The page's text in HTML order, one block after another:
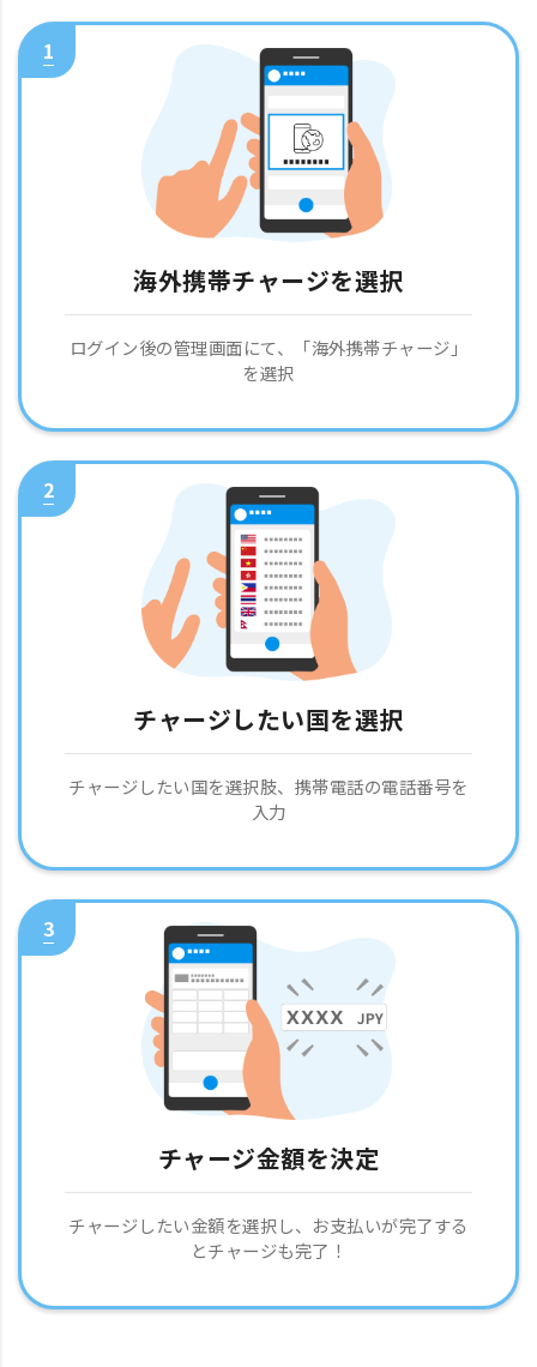
1
海外携帯チャージを選択
ログイン後の管理画面にて、「海外携帯チャージ」
を選択
2
チャージしたい国を選択
チャージしたい国を選択肢、携帯電話の電話番号を
入力
3
チャージ金額を決定
チャージしたい金額を選択し、お支払いが完了する
とチャージも完了！